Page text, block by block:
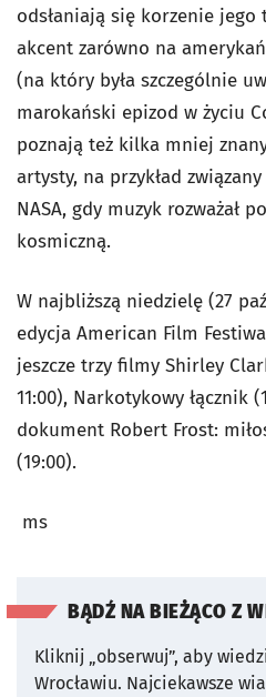
odsłaniają się korzenie jego
akcent zarówno na
(na który była szczególnie
marokański epizod w życiu
poznają też kilka mniej
artysty, na przykład
NASA, gdy muzyk rozważał
kosmiczną.
W najbliższą niedzielę (27
edycja American Film
jeszcze trzy filmy Shirley
11:00), Narkotykowy łącznik
dokument Robert Frost:
(19:00).
ms
BĄDŹ NA BIEŻĄCO Z
Kliknij „obserwuj”, aby
Wrocławiu. Najciekawsze